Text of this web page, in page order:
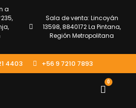
a
Sala de venta: Lincoyán
13598, 8840172 La Pintana,
Región Metropolitana
4403 +56 9 7210 7893
0